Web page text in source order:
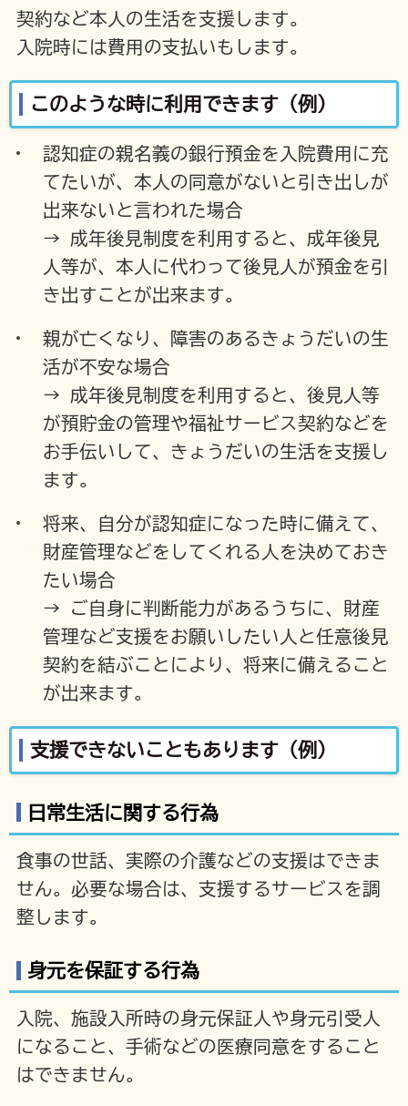
契約など本人の生活を支援します。
入院時には費用の支払いもします。
このような時に利用できます（例）
認知症の親名義の銀行預金を入院費用に充
てたいが、本人の同意がないと引き出しが
出来ないと言われた場合
→ 成年後見制度を利用すると、成年後見
人等が、本人に代わって後見人が預金を引
き出すことが出来ます。
親が亡くなり、障害のあるきょうだいの生
活が不安な場合
→ 成年後見制度を利用すると、後見人等
が預貯金の管理や福祉サービス契約などを
お手伝いして、きょうだいの生活を支援し
ます。
将来、自分が認知症になった時に備えて、
財産管理などをしてくれる人を決めておき
たい場合
→ ご自身に判断能力があるうちに、財産
管理など支援をお願いしたい人と任意後見
契約を結ぶことにより、将来に備えること
が出来ます。
支援できないこともあります（例）
日常生活に関する行為
食事の世話、実際の介護などの支援はできま
せん。必要な場合は、支援するサービスを調
整します。
身元を保証する行為
入院、施設入所時の身元保証人や身元引受人
になること、手術などの医療同意をすること
はできません。